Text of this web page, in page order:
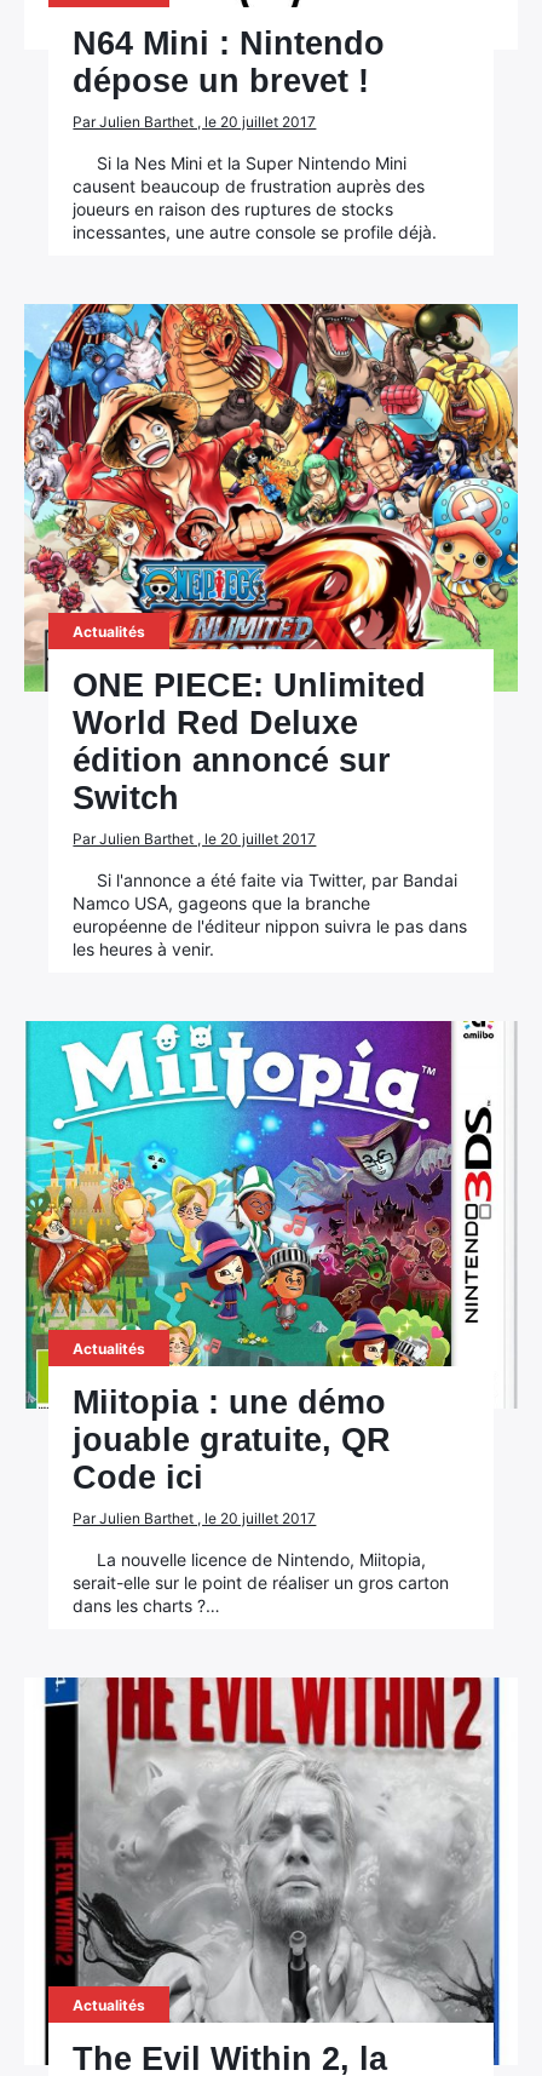
N64 Mini : Nintendo
dépose un brevet !
Par Julien Barthet , le 20 juillet 2017
Si la Nes Mini et la Super Nintendo Mini
causent beaucoup de frustration auprès des
joueurs en raison des ruptures de stocks
incessantes, une autre console se profile déjà.
Actualités
ONE PIECE: Unlimited
World Red Deluxe
édition annoncé sur
Switch
Par Julien Barthet , le 20 juillet 2017
Si l'annonce a été faite via Twitter, par Bandai
Namco USA, gageons que la branche
européenne de l'éditeur nippon suivra le pas dans
les heures à venir.
Actualités
Miitopia : une démo
jouable gratuite, QR
Code ici
Par Julien Barthet , le 20 juillet 2017
La nouvelle licence de Nintendo, Miitopia,
serait-elle sur le point de réaliser un gros carton
dans les charts ?…
Actualités
The Evil Within 2, la